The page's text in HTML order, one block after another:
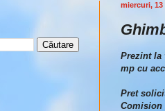
miercuri, 13
Prezint la
mp cu
Pret
Comision